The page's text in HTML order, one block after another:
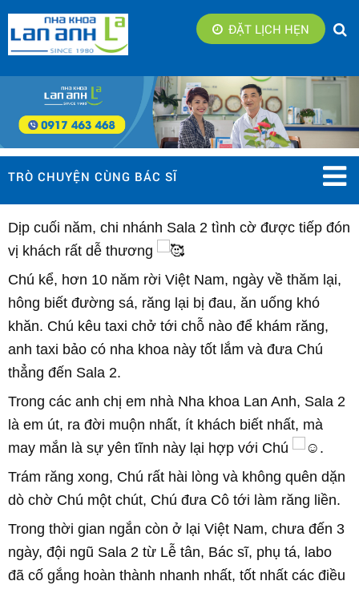
ĐẶT LỊCH HẸN
TRÒ CHUYỆN CÙNG BÁC SĨ
Dịp cuối năm, chi nhánh Sala 2 tình cờ được tiếp đón
vị khách rất dễ thương
Chú kể, hơn 10 năm rời Việt Nam, ngày về thăm lại,
hông biết đường sá, răng lại bị đau, ăn uống khó
khăn. Chú kêu taxi chở tới chỗ nào để khám răng,
anh taxi bảo có nha khoa này tốt lắm và đưa Chú
thẳng đến Sala 2.
Trong các anh chị em nhà Nha khoa Lan Anh, Sala 2
là em út, ra đời muộn nhất, ít khách biết nhất, mà
may mắn là sự yên tĩnh này lại hợp với Chú
.
Trám răng xong, Chú rất hài lòng và không quên dặn
dò chờ Chú một chút, Chú đưa Cô tới làm răng liền.
Trong thời gian ngắn còn ở lại Việt Nam, chưa đến 3
ngày, đội ngũ Sala 2 từ Lễ tân, Bác sĩ, phụ tá, labo
đã cố gắng hoàn thành nhanh nhất, tốt nhất các điều